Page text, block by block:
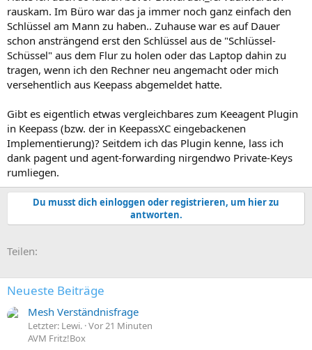
rauskam. Im Büro war das ja immer noch ganz einfach den
Schlüssel am Mann zu haben.. Zuhause war es auf Dauer
schon ansträngend erst den Schlüssel aus de "Schlüssel-
Schüssel" aus dem Flur zu holen oder das Laptop dahin zu
tragen, wenn ich den Rechner neu angemacht oder mich
versehentlich aus Keepass abgemeldet hatte.
Gibt es eigentlich etwas vergleichbares zum Keeagent Plugin
in Keepass (bzw. der in KeepassXC eingebackenen
Implementierung)? Seitdem ich das Plugin kenne, lass ich
dank pagent und agent-forwarding nirgendwo Private-Keys
rumliegen.
Du musst dich einloggen oder registrieren, um hier zu
antworten.
Teilen:
Neueste Beiträge
Mesh Verständnisfrage
Letzter: Lewi. Vor 21 Minuten
AVM Fritz!Box